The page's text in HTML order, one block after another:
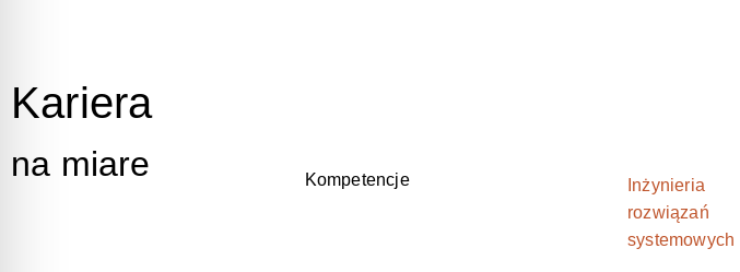
Kompetencje
Inżynieria
rozwiązań
systemowych
Kariera
na miare